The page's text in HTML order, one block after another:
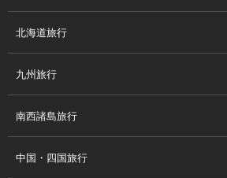
北海道旅行
九州旅行
南西諸島旅行
中国・四国旅行